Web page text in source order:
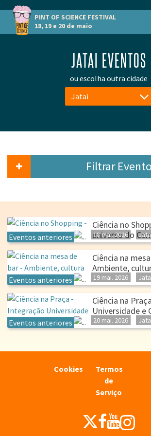
PINT OF SCIENCE FESTIVAL
18, 19 e 20 de maio
JATAI EVENTOS
ou escolha outra cidade
Jatai
Filtrar
Eventos anteriores
Ciência no
universo do
18 mai.2026
Eventos anteriores
Ciência na
Ambiente,
19 mai. 2026
Eventos anteriores
Ciência na
Universidade
20 mai. 2026
Cookies
Termos
de
Serviço